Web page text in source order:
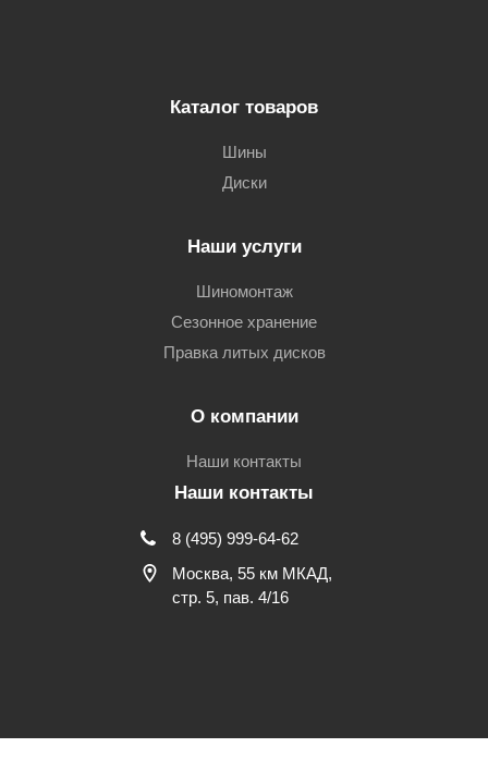
Каталог товаров
Шины
Диски
Наши услуги
Шиномонтаж
Сезонное хранение
Правка литых дисков
О компании
Наши контакты
Наши контакты
8 (495) 999-64-62
Москва, 55 км МКАД,
стр. 5, пав. 4/16